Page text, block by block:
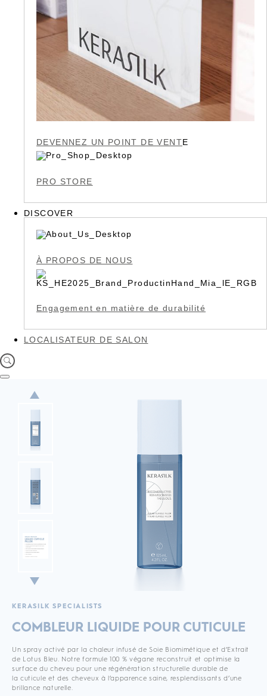
DEVENNEZ UN POINT DE VENTE
PRO STORE
DISCOVER
À PROPOS DE NOUS
Engagement en matière de durabilité
LOCALISATEUR DE SALON
KERASILK SPECIALISTS
COMBLEUR LIQUIDE POUR CUTICULE
Un spray activé par la chaleur infusé de Soie Biomimétique et d’Extrait
de Lotus Bleu. Notre formule 100 % végane reconstruit et optimise la
surface du cheveu pour une régénération structurelle durable de
la cuticule et des cheveux à l’apparence saine, resplendissants d’une
brillance naturelle.